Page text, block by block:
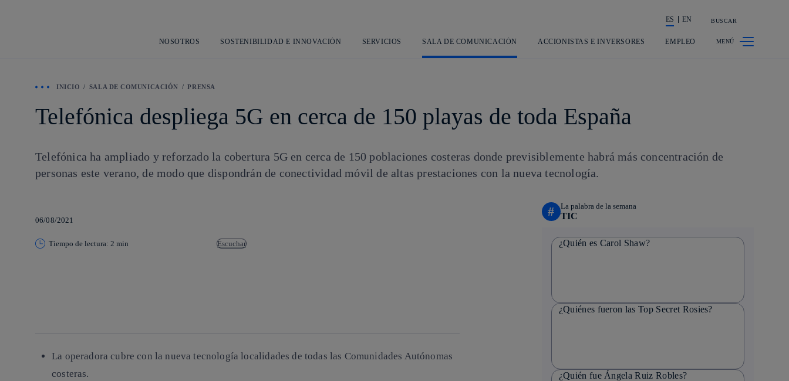
principal
La acción en accionistas e inversores
ES EN BUSCAR
NOSOTROS SOSTENIBILIDAD E INNOVACIÓN SERVICIOS SALA DE COMUNICACIÓN ACCIONISTAS E INVERSORES EMPLEO
INICIO SALA DE COMUNICACIÓN PRENSA
Telefónica despliega 5G en cerca de 150 playas de toda España
Telefónica ha ampliado y reforzado la cobertura 5G en cerca de 150 poblaciones costeras donde previsiblemente habrá más concentración de
personas este verano, de modo que dispondrán de conectividad móvil de altas prestaciones con la nueva tecnología.
06/08/2021
Tiempo de lectura: 2 min Escuchar
La operadora cubre con la nueva tecnología localidades de todas las Comunidades Autónomas
costeras.
# La palabra de la semana
TIC
¿Quién es Carol Shaw?
¿Quiénes fueron las Top Secret Rosies?
¿Quién fue Ángela Ruiz Robles?